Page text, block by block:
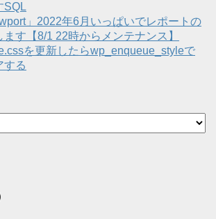
SQL
」2022年6月いっぱいでレポートの
す【8/1 22時からメンテナンス】
を更新したらwp_enqueue_styleで
する